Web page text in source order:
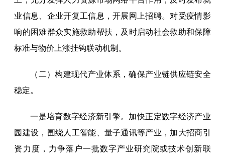
业信息、企业开复工信息，开展网上招聘。对受疫情影
响的困难群众实施救助帮扶，及时启动社会救助和保障
标准与物价上涨挂钩联动机制。
（二）构建现代产业体系，确保产业链供应链安全
稳定。
一是培育数字经济新引擎。加快正定数字经济产业
园建设，围绕人工智能、量子通讯等产业，加大招商引
资力度，力争落户一批数字产业研究院或技术创新联